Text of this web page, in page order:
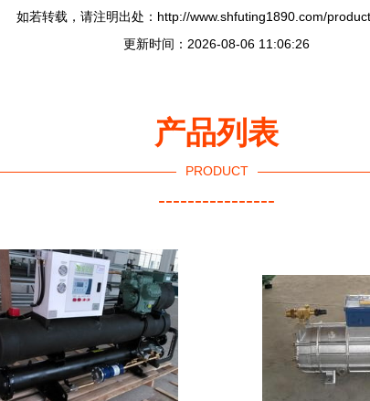
如若转载，请注明出处：http://www.shfuting1890.com/
更新时间：2026-08-06 11:06:26
产品列表
PRODUCT
----------------